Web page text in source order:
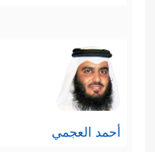
أحمد العجمي